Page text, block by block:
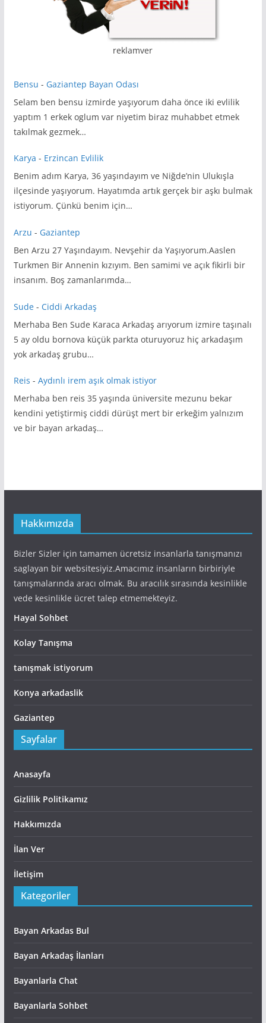
reklamver
Bensu - Gaziantep Bayan Odası
Selam ben bensu izmirde yaşıyorum daha önce iki evlilik
yaptım 1 erkek oglum var niyetim biraz muhabbet etmek
takılmak gezmek…
Karya - Erzincan Evlilik
Benim adım Karya, 36 yaşındayım ve Niğde’nin Ulukışla
ilçesinde yaşıyorum. Hayatımda artık gerçek bir aşkı bulmak
istiyorum. Çünkü benim için…
Arzu - Gaziantep
Ben Arzu 27 Yaşındayım. Nevşehir da Yaşıyorum.Aaslen
Turkmen Bir Annenin kızıyım. Ben samimi ve açık fikirli bir
insanım. Boş zamanlarımda…
Sude- Ciddi Arkadaş
Merhaba Ben Sude Karaca Arkadaş arıyorum izmire taşınalı
5 ay oldu bornova küçük parkta oturuyoruz hiç arkadaşım
yok arkadaş grubu…
Reis - Aydınlı irem aşık olmak istiyor
Merhaba ben reis 35 yaşında üniversite mezunu bekar
kendini yetiştirmiş ciddi dürüşt mert bir erkeğim yalnızım
ve bir bayan arkadaş…
Hakkımızda
Bizler Sizler için tamamen ücretsiz insanlarla tanışmanızı
saglayan bir websitesiyiz.Amacımız insanların birbiriyle
tanışmalarında aracı olmak. Bu aracılık sırasında kesinlikle
vede kesinlikle ücret talep etmemekteyiz.
Hayal Sohbet
Kolay Tanışma
tanışmak istiyorum
Konya arkadaslik
Gaziantep
Sayfalar
Anasayfa
Gizlilik Politikamız
Hakkımızda
İlan Ver
İletişim
Kategoriler
Bayan Arkadas Bul
Bayan Arkadaş İlanları
Bayanlarla Chat
Bayanlarla Sohbet